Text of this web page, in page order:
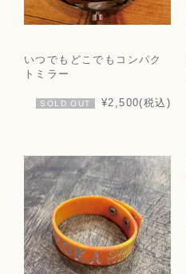
いつでもどこでもコンパク
トミラー
SOLD OUT ¥2,500(税込)